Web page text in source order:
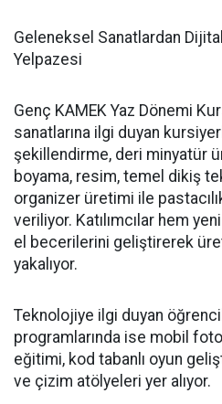
Geleneksel Sanatlardan
Yelpazesi
Genç KAMEK Yaz Dönemi
sanatlarına ilgi duyan
şekillendirme, deri minyatür
boyama, resim, temel dikiş
organizer üretimi ile
veriliyor. Katılımcılar hem
el becerilerini geliştirerek
yakalıyor.
Teknolojiye ilgi duyan
programlarında ise mobil
eğitimi, kod tabanlı oyun
ve çizim atölyeleri yer alıyor.